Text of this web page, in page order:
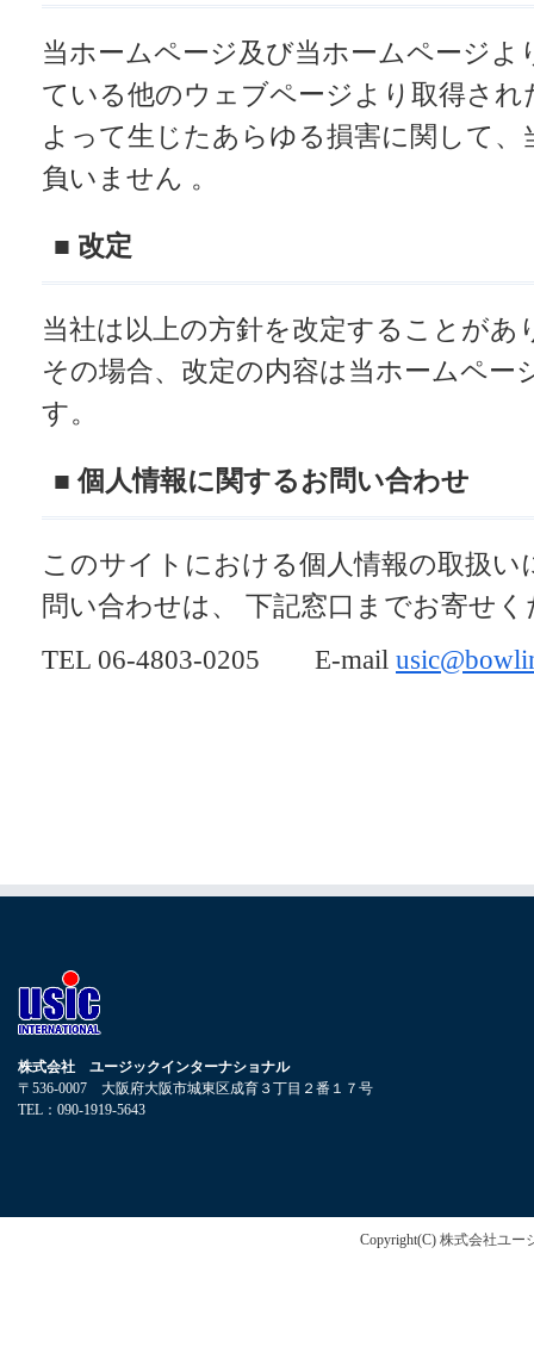
当ホームページ及び当ホームページよ
ている他のウェブページより取得され
よって生じたあらゆる損害に関して、
負いません 。
■ 改定
当社は以上の方針を改定することがあ
その場合、改定の内容は当ホームペー
す。
■ 個人情報に関するお問い合わせ
このサイトにおける個人情報の取扱い
問い合わせは、 下記窓口までお寄せ
TEL 06-4803-0205 E-mail
株式会社 ユージックインターナショナル
〒536-0007 大阪府大阪市城東区成育３丁目２番１７号
TEL：090-1919-5643
Copyright(C)株式会社ユー